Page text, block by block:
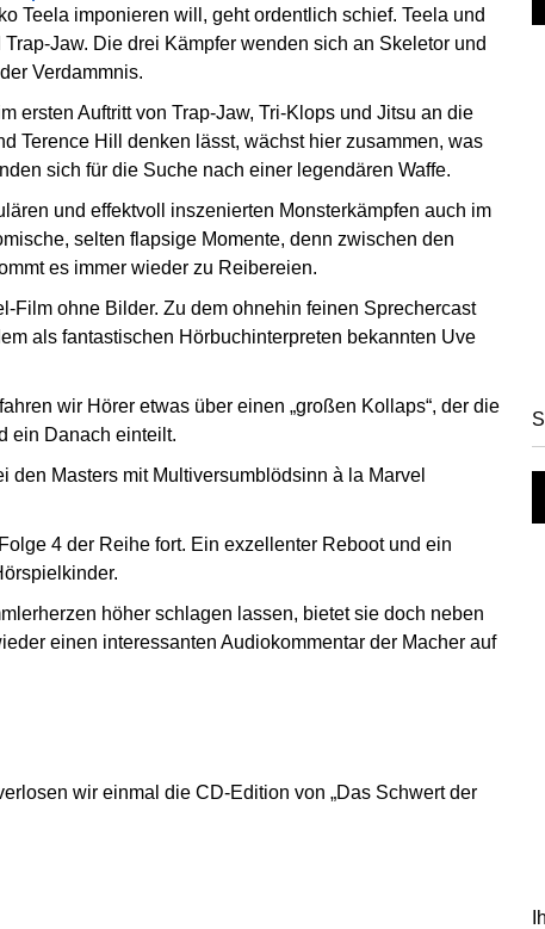
Teela imponieren will, geht ordentlich schief. Teela und
Jaw. Die drei Kämpfer wenden sich an Skeletor und
Verdammnis.
ersten Auftritt von Trap-Jaw, Tri-Klops und Jitsu an die
Terence Hill denken lässt, wächst hier zusammen, was
sich für die Suche nach einer legendären Waffe.
und effektvoll inszenierten Monsterkämpfen auch im
selten flapsige Momente, denn zwischen den
es immer wieder zu Reibereien.
Film ohne Bilder. Zu dem ohnehin feinen Sprechercast
als fantastischen Hörbuchinterpreten bekannten Uve
wir Hörer etwas über einen „großen Kollaps“, der die
ein Danach einteilt.
den Masters mit Multiversumblödsinn à la Marvel
4 der Reihe fort. Ein exzellenter Reboot und ein
höher schlagen lassen, bietet sie doch neben
einen interessanten Audiokommentar der Macher auf
wir einmal die CD-Edition von „Das Schwert der